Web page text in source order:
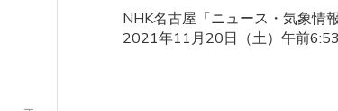
NHK名古屋「ニュース・気象情
2021年11月20日（土）午前